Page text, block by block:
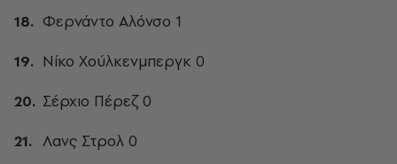
Φερνάντο Αλόνσο 1
Νίκο Χούλκενμπεργκ 0
Σέρχιο Πέρεζ 0
Λανς Στρολ 0